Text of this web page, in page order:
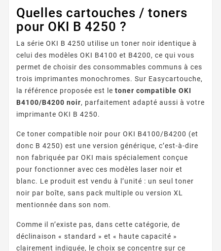
Quelles cartouches / toners
pour OKI B 4250 ?
La série OKI B 4250 utilise un toner noir identique à
celui des modèles OKI B4100 et B4200, ce qui vous
permet de choisir des consommables communs à ces
trois imprimantes monochromes. Sur Easycartouche,
la référence proposée est le toner compatible OKI
B4100/B4200 noir, parfaitement adapté aussi à votre
imprimante OKI B 4250.
Ce toner compatible noir pour OKI B4100/B4200 (et
donc B 4250) est une version générique, c’est-à-dire
non fabriquée par OKI mais spécialement conçue
pour fonctionner avec ces modèles laser noir et
blanc. Le produit est vendu à l’unité : un seul toner
noir par boîte, sans pack multiple ou version XL
mentionnée dans son nom.
Comme il n’existe pas, dans cette catégorie, de
déclinaison « standard » et « haute capacité »
clairement indiquée, le choix se concentre sur ce